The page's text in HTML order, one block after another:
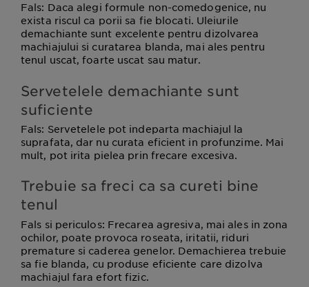
Fals: Daca alegi formule non-comedogenice, nu
exista riscul ca porii sa fie blocati. Uleiurile
demachiante sunt excelente pentru dizolvarea
machiajului si curatarea blanda, mai ales pentru
tenul uscat, foarte uscat sau matur.
Servetelele demachiante sunt
suficiente
Fals: Servetelele pot indeparta machiajul la
suprafata, dar nu curata eficient in profunzime. Mai
mult, pot irita pielea prin frecare excesiva.
Trebuie sa freci ca sa cureti bine
tenul
Fals si periculos: Frecarea agresiva, mai ales in zona
ochilor, poate provoca roseata, iritatii, riduri
premature si caderea genelor. Demachierea trebuie
sa fie blanda, cu produse eficiente care dizolva
machiajul fara efort fizic.